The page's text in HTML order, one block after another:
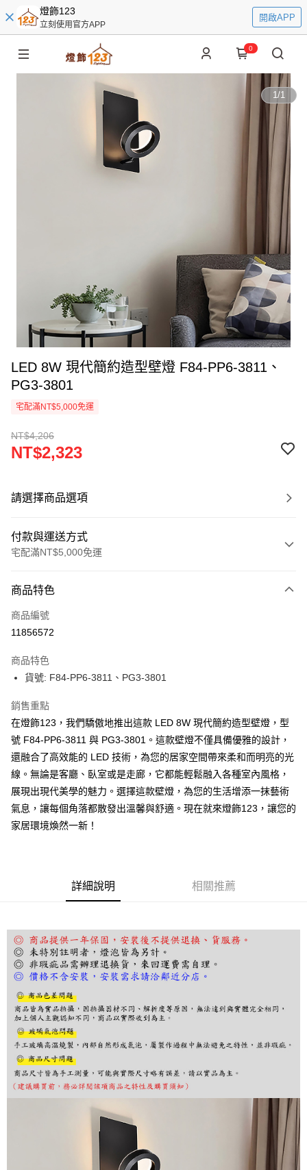
燈飾123
立刻使用官方APP
開啟APP
0
1/1
LED 8W 現代簡約造型壁燈 F84-PP6-3811、
PG3-3801
宅配滿NT$5,000免運
NT$4,206
NT$2,323
請選擇商品選項
付款與運送方式
宅配滿NT$5,000免運
信用卡一次付款
LINE Pay
街口支付
悠遊付
全盈+PAY
AFTEE先享後付
相關說明
AFTEE先享後付是「在收到商品之後才付款」的支付方式。 讓您購物簡單
便利好安心！
１．簡單：不需註冊會員、不需綁卡、不需儲值。
２．便利：只要手機號碼，簡訊認證，即可結帳。
１．於結帳方式選擇「AFTEE先享後付」後，將跳轉至「AFTEE先享後付」
結帳頁面，進行簡訊認證並確認金額後，即可完成結帳。
ATM／網路銀行／等多元方式進行付款，方視為交易完成。
※ 請注意：結帳手續完成當下不需立刻繳費，但若您需要取消訂單，請聯絡
購買商品的店家。未經商家同意取消之訂單仍視為有效，需透過AFTEE先享
後付繳納相關費用。
※ 交易是否成功請以「AFTEE先享後付 」之結帳頁面顯示為準，若有關於
是否繳費成功／繳費後需取消欲退款等相關疑問，請聯繫「AFTEE先享後付
客戶支援中心」https://netprotections.freshdesk.com/support/home
【注意事項】
１．透過由恩沛科技股份有限公司提供之「AFTEE先享後付」服務完成之交
易，需依本服務之必要範圍內提供個人資料，並將交易相關給付款項請求債
權轉讓予恩沛科技股份有限公司。
２．關於個人資料處理事宜，請瀏覽以下網址：
https://aftee.tw/terms/#terms3
３．未成年的使用者請事先徵得法定代理人或監護人之同意方可使用
「AFTEE先享後付」，若未經同意申辦者引起之損失，本公司不負相關責
４．使用「AFTEE先享後付」時，將依據個別帳號之用戶狀況，依本公司即
時審查核予不同之上限額度；若仍有額度不足之情形，本公司將視審查結果
請求用戶進行身份認證。
ATM付款
運送方式
商品特色
商品編號
11856572
商品特色
貨號: F84-PP6-3811、PG3-3801
銷售重點
在燈飾123，我們驕傲地推出這款 LED 8W 現代簡約造型壁燈，型
號 F84-PP6-3811 與 PG3-3801。這款壁燈不僅具備優雅的設計，
還融合了高效能的 LED 技術，為您的居家空間帶來柔和而明亮的光
線。無論是客廳、臥室或是走廊，它都能輕鬆融入各種室內風格，
展現出現代美學的魅力。選擇這款壁燈，為您的生活增添一抹藝術
氣息，讓每個角落都散發出溫馨與舒適。現在就來燈飾123，讓您的
家居環境煥然一新！
詳細說明 相關推薦